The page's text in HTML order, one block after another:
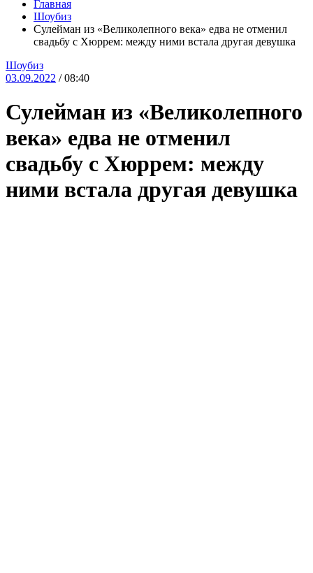
Главная
Шоубиз
Сулейман из «Великолепного века» едва не отменил
свадьбу с Хюррем: между ними встала другая девушка
Шоубиз
03.09.2022 / 08:40
Сулейман из «Великолепного
века» едва не отменил
свадьбу с Хюррем: между
ними встала другая девушка